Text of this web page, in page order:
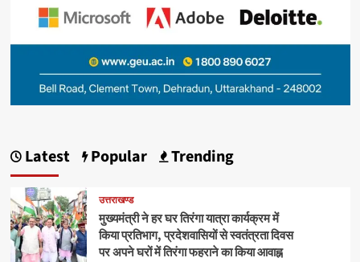
Latest Popular Trending
उत्तराखण्ड
मुख्यमंत्री ने हर घर तिरंगा यात्रा कार्यक्रम में
किया प्रतिभाग, प्रदेशवासियों से स्वतंत्रता दिवस
पर अपने घरों में तिरंगा फहराने का किया आवाह्न